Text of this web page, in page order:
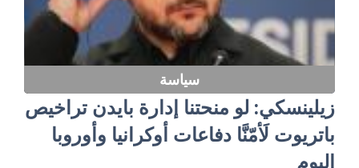
سياسة
زيلينسكي: لو منحتنا إدارة بايدن تراخيص
باتريوت لَأمّنَّا دفاعات أوكرانيا وأوروبا
اليوم